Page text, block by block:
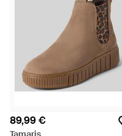
89,99 €